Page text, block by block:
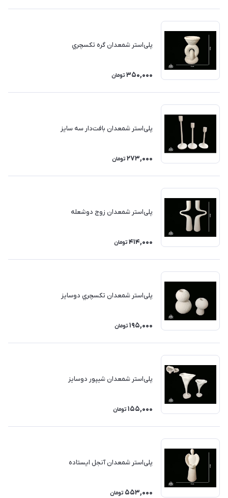
پلی‌استر شمعدان گره تكسچري
350,000 تومان
پلی‌استر شمعدان بافت‌دار سه سایز
273,000 تومان
پلی‌استر شمعدان زوج دوشعله
414,000 تومان
پلی‌استر شمعدان تكسچري دوسايز
195,000 تومان
پلی‌استر شمعدان شيپور دوسايز
155,000 تومان
پلی‌استر شمعدان آنجل ايستاده
553,000 تومان